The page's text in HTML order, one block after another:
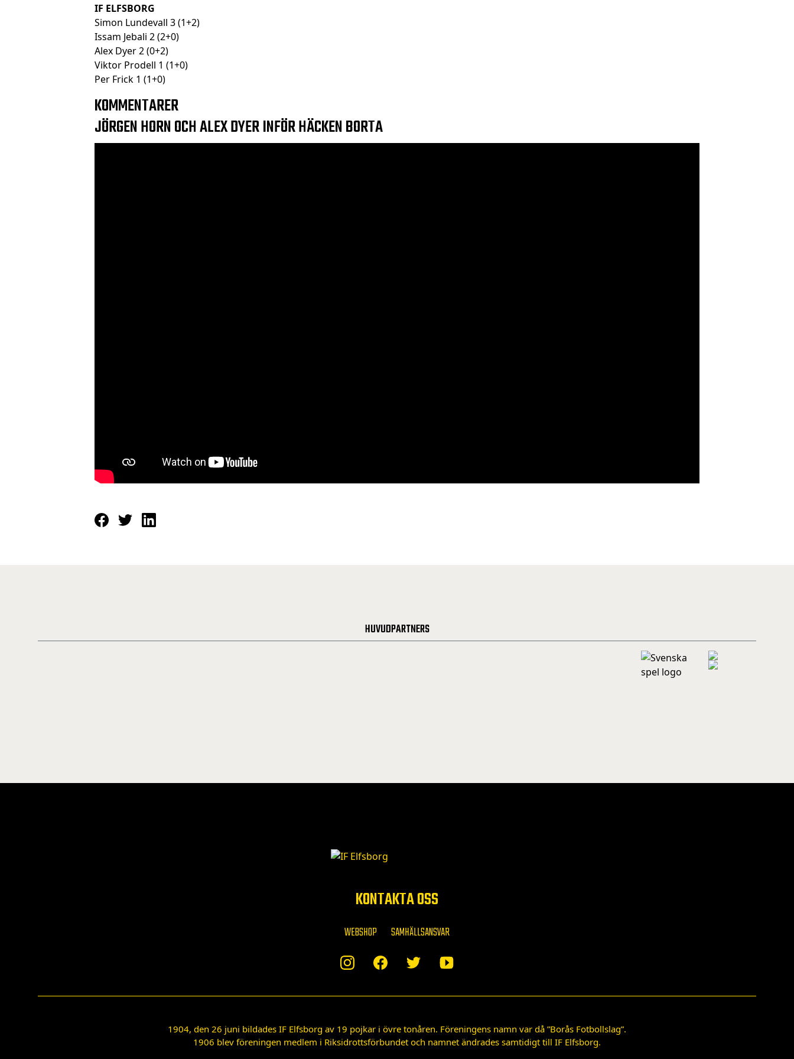
IF ELFSBORG
Simon Lundevall 3 (1+2)
Issam Jebali 2 (2+0)
Alex Dyer 2 (0+2)
Viktor Prodell 1 (1+0)
Per Frick 1 (1+0)
KOMMENTARER
JÖRGEN HORN OCH ALEX DYER INFÖR HÄCKEN BORTA
HUVUDPARTNERS
KONTAKTA OSS
WEBSHOP SAMHÄLLSANSVAR
1904, den 26 juni bildades IF Elfsborg av 19 pojkar i övre tonåren. Föreningens namn var då ”Borås Fotbollslag”.
1906 blev föreningen medlem i Riksidrottsförbundet och namnet ändrades samtidigt till IF Elfsborg.